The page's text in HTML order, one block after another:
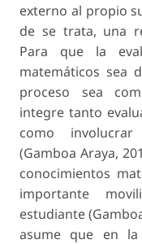
externo al propio
de se trata, una
Para que la
matemáticos sea
proceso sea
integre tanto
como
(Gamboa Araya,
conocimientos
importante
estudiante
asume que en la